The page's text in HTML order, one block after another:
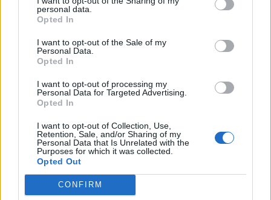
personal data.
Opted In
I want to opt-out of the Sale of my
Personal Data.
Opted In
I want to opt-out of processing my
Personal Data for Targeted Advertising.
Opted In
I want to opt-out of Collection, Use,
Retention, Sale, and/or Sharing of my
Personal Data that Is Unrelated with the
Purposes for which it was collected.
Opted Out
CONFIRM
Lyginkimės prie tų šalių, kuriose vėjo jėgainė arba
saulės jėgainė yra vos ne miesto centre gražiai
integruotas daiktas arba bent jau visose autostradose
ar greitkeliuose, kiek važinėjame, matome.